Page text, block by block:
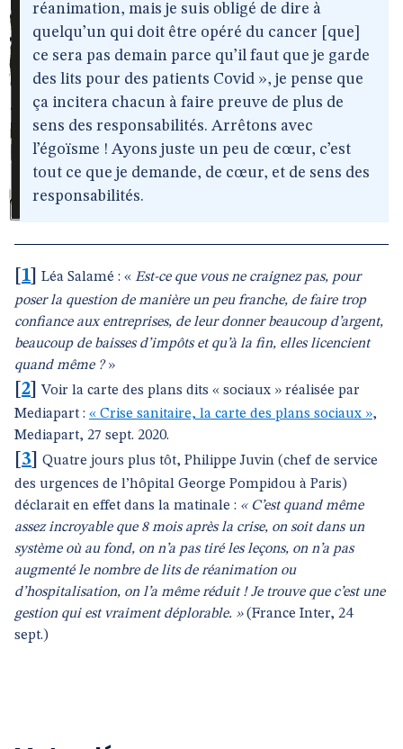
réanimation, mais je suis obligé de dire à
quelqu’un qui doit être opéré du cancer [que]
ce sera pas demain parce qu’il faut que je garde
des lits pour des patients Covid », je pense que
ça incitera chacun à faire preuve de plus de
sens des responsabilités. Arrêtons avec
l’égoïsme ! Ayons juste un peu de cœur, c’est
tout ce que je demande, de cœur, et de sens des
responsabilités.
1 Léa Salamé : « Est-ce que vous ne craignez pas, pour
poser la question de manière un peu franche, de faire trop
confiance aux entreprises, de leur donner beaucoup d’argent,
beaucoup de baisses d’impôts et qu’à la fin, elles licencient
quand même ?»
2 ]Voir la carte des plans dits « sociaux » réalisée par
Mediapart : « Crise sanitaire, la carte des plans sociaux »,
Mediapart, 27 sept. 2020.
3
Quatre jours plus tôt, Philippe Juvin (chef de service
des urgences de l’hôpital George Pompidou à Paris)
déclarait en effet dans la matinale : « C’est quand même
assez incroyable que 8 mois après la crise, on soit dans un
système où au fond, on n’a pas tiré les leçons, on n’a pas
augmenté le nombre de lits de réanimation ou
d’hospitalisation, on l’a même réduit ! Je trouve que c’est une
gestion qui est vraiment déplorable. »(France Inter, 24
sept.)